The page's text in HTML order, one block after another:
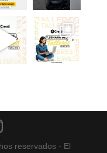
reservados - El